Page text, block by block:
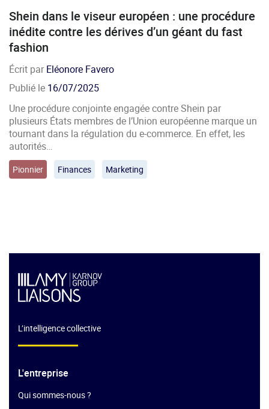
Shein dans le viseur européen : une procédure
inédite contre les dérives d’un géant du fast
fashion
Écrit parEléonore Favero
Publié le 16/07/2025
Une procédure conjointe engagée contre Shein par
plusieurs États membres de l’Union européenne marque un
tournant dans la régulation du e-commerce. En effet, les
autorités…
Pionnier Finances Marketing
L’intelligence collective
L'entreprise
Qui sommes-nous ?